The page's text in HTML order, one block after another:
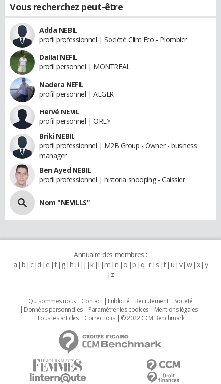
Vous recherchez peut-être
Adda NEBIL
profil professionnel | Société Clim Eco - Plombier
Dallal NEFIL
profil personnel | MONTREAL
Nadera NEFIL
profil personnel | ALGER
Hervé NEVIL
profil personnel | ORLY
Briki NEBIL
profil professionnel | M2B Group - Owner - business
manager
Ben Ayed NEBIL
profil professionnel | historia shooping - Caissier
Nom "NEVILLS"
Annuaire des membres :
a b c d e f g h i j k l m n o p q r s t u v w x y
z
Qui sommes nous Contact Publicité Recrutement
Societé
Données personnelles
Paramétrer les cookies
Mentions légales
Tous les articles
Corrections © 2022 CCM Benchmark